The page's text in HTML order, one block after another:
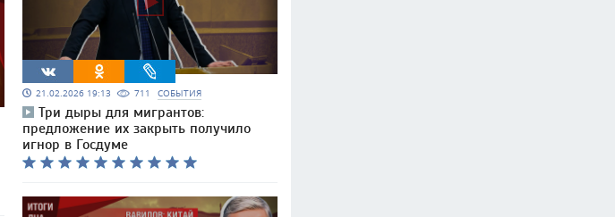
21.02.2026 19:13 711 СОБЫТИЯ
Три дыры для мигрантов:
предложение их закрыть получило
игнор в Госдуме